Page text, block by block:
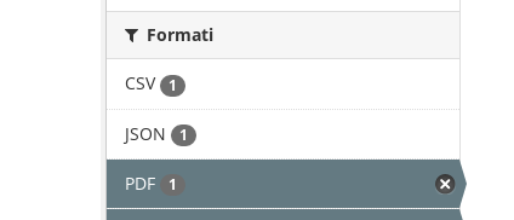
Formati
CSV 1
JSON 1
PDF 1